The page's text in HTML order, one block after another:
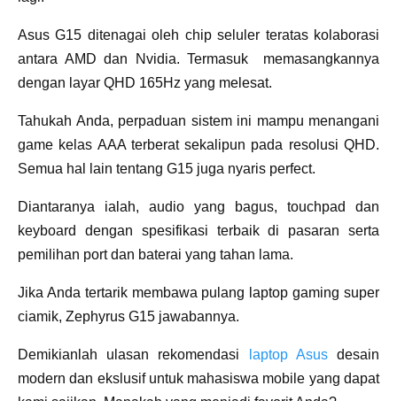
Asus G15 ditenagai oleh chip seluler teratas kolaborasi
antara AMD dan Nvidia. Termasuk memasangkannya
dengan layar QHD 165Hz yang melesat.
Tahukah Anda, perpaduan sistem ini mampu menangani
game kelas AAA terberat sekalipun pada resolusi QHD.
Semua hal lain tentang G15 juga nyaris perfect.
Diantaranya ialah, audio yang bagus, touchpad dan
keyboard dengan spesifikasi terbaik di pasaran serta
pemilihan port dan baterai yang tahan lama.
Jika Anda tertarik membawa pulang laptop gaming super
ciamik, Zephyrus G15 jawabannya.
Demikianlah ulasan rekomendasi laptop Asusdesain
modern dan ekslusif untuk mahasiswa mobile yang dapat